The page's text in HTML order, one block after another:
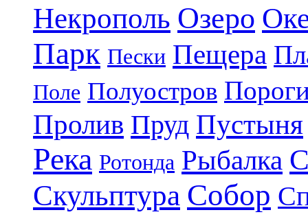
Некрополь Озеро
Парк Пески Пещера
Поле Полуостров
Пролив Пруд Пустыня
Река Ротонда Рыбалка
Скульптура Собор